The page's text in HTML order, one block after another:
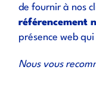
de fournir à nos
référencement
présence web
Nous vous